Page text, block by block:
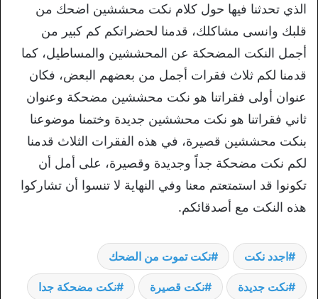
الذي تحدثنا فيها حول كلام نكت محششين اضحك من
قلبك وانسى مشاكلك، قدمنا لحضراتكم كم كبير من
أجمل النكت المضحكة عن المحششين والمساطيل، كما
قدمنا لكم ثلاث فقرات أجمل من بعضهم البعض، فكان
عنوان أولى فقراتنا هو نكت محششين مضحكة وعنوان
ثاني فقراتنا هو نكت محششين جديدة وختمنا موضوعنا
بنكت محششين قصيرة، في هذه الفقرات الثلاث قدمنا
لكم نكت مضحكة جداً وجديدة وقصيرة، على أمل أن
تكونوا قد استمتعتم معنا وفي النهاية لا تنسوا أن تشاركوا
هذه النكت مع أصدقائكم.
اجدد نكت نكت تموت من الضحك
نكت جديدة نكت قصيرة نكت مضحكة جدا